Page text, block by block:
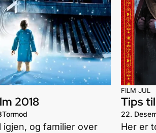
2018
Tormod
igjen, og familier over
FILM JUL
Tips
22.
Her er